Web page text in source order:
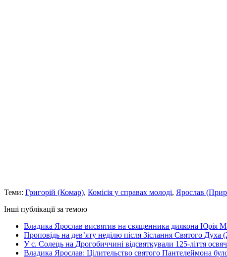
Теми: Григорій (Комар), Комісія у справах молоді, Ярослав
Інші публікації за темою
Владика Ярослав висвятив на священника диякона Юрія
Проповідь на дев’яту неділю після Зіслання Святого Духа
У с. Солець на Дрогобиччині відсвяткували 125-ліття
Владика Ярослав: Цілительство святого Пантелеймона